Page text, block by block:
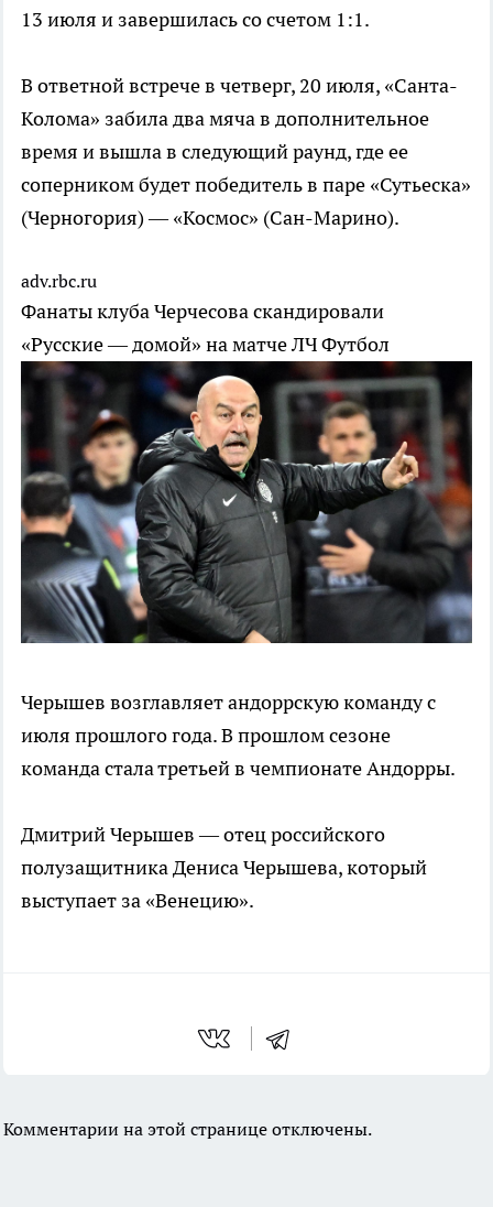
13 июля и завершилась со счетом 1:1.
В ответной встрече в четверг, 20 июля, «Санта-
Колома» забила два мяча в дополнительное
время и вышла в следующий раунд, где ее
соперником будет победитель в паре «Сутьеска»
(Черногория) — «Космос» (Сан-Марино).
adv.rbc.ru
Фанаты клуба Черчесова скандировали
«Русские — домой» на матче ЛЧФутбол
Черышев возглавляет андоррскую команду с
июля прошлого года. В прошлом сезоне
команда стала третьей в чемпионате Андорры.
Дмитрий Черышев — отец российского
полузащитника Дениса Черышева, который
выступает за «Венецию».
Комментарии на этой странице отключены.